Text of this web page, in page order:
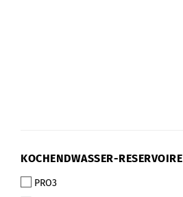
KOCHENDWASSER-
KOCHENDWASSER-RESERVOIRE
PRO3